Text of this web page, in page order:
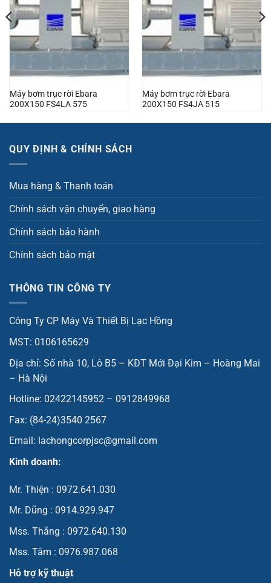
Máy bơm trục rời Ebara
200X150 FS4LA 575
Máy bơm trục rời Ebara
200X150 FS4JA 515
QUY ĐỊNH & CHÍNH SÁCH
Mua hàng & Thanh toán
Chính sách vận chuyển, giao hàng
Chính sách bảo hành
Chính sách bảo mật
THÔNG TIN CÔNG TY
Công Ty CP Máy Và Thiết Bị Lạc Hồng
MST: 0106165629
Địa chỉ: Số nhà 10, Lô B5 – KĐT Mới Đại Kim – Hoàng Mai
– Hà Nội
Hotline: 02422145952 – 0912849968
Fax: (84-24)3540 2567
Email: lachongcorpjsc@gmail.com
Kinh doanh:
Mr. Thiện : 0972.641.030
Mr. Dũng : 0914.929.947
Mss. Thắng : 0972.640.130
Mss. Tâm : 0976.987.068
Hỗ trợ kỹ thuật